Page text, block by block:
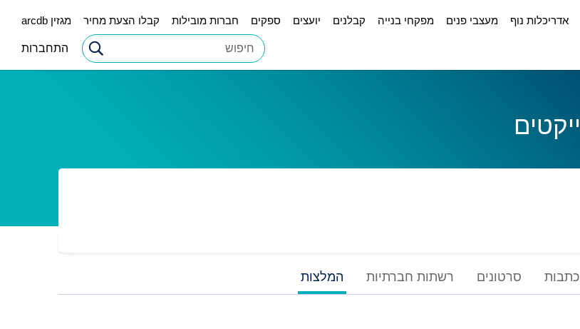
אדריכלות נוף מעצבי פנים מפקחי בנייה קבלנים יועצים ספקים חברות מובילות קבלו הצעת מחיר מגזין arcdb
התחברות
כתבות סרטונים רשתות חברתיות המלצות